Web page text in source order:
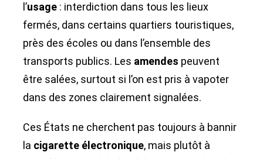
l’usage : interdiction dans tous les lieux
fermés, dans certains quartiers touristiques,
près des écoles ou dans l’ensemble des
transports publics. Les amendes peuvent
être salées, surtout si l’on est pris à vapoter
dans des zones clairement signalées.
Ces États ne cherchent pas toujours à bannir
la cigarette électronique, mais plutôt à